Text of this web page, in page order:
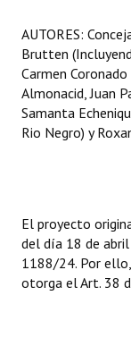
AUTORES:
Brutten
Carmen
Almonacid, Juan
Samanta
Rio Negro) y
El proyecto
del día 18 de
1188/24. Por
otorga el Art. 38